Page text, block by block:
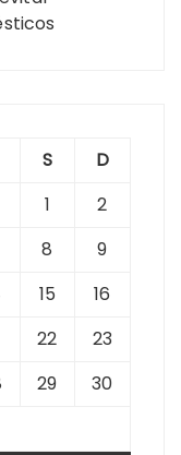
S
D
1
2
8
9
15
16
22
23
29
30